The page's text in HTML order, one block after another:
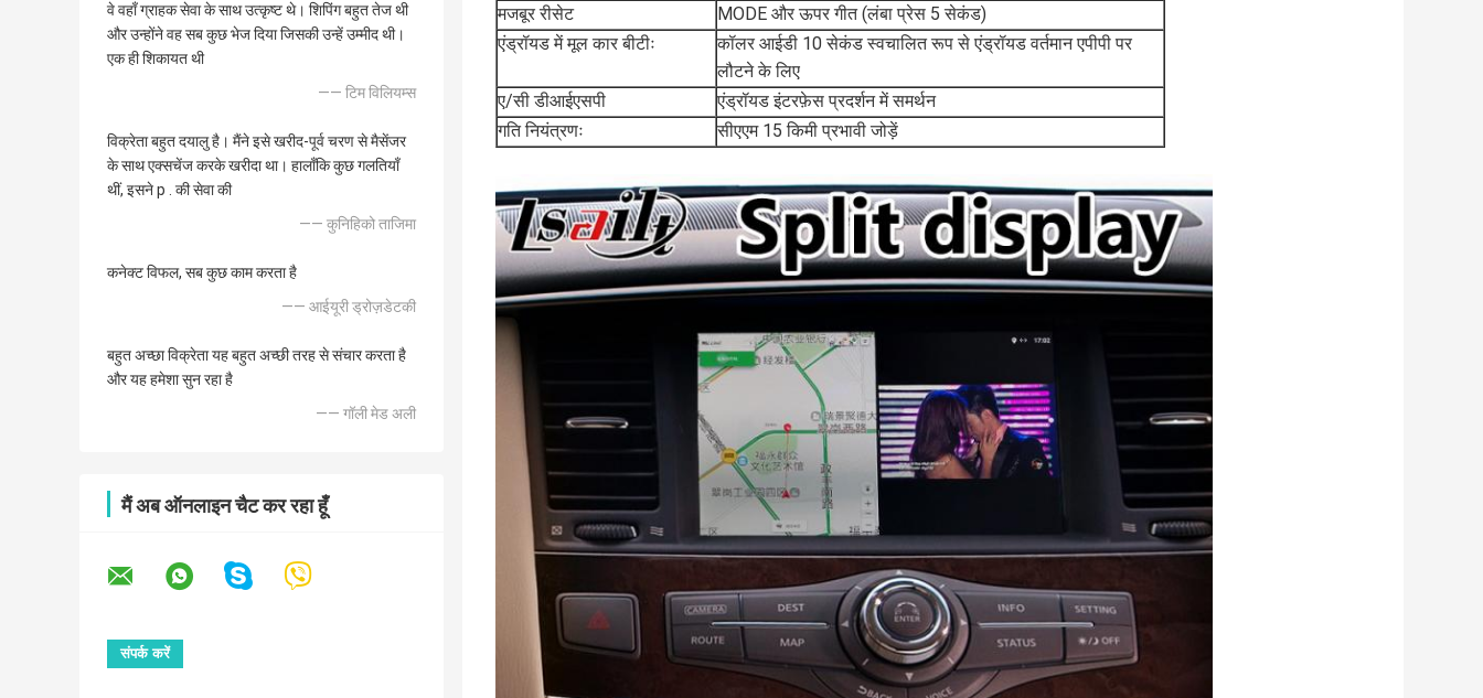
वे वहाँ ग्राहक सेवा के साथ उत्कृष्ट थे। शिपिंग बहुत तेज थी
और उन्होंने वह सब कुछ भेज दिया जिसकी उन्हें उम्मीद थी।
एक ही शिकायत थी
—— टिम विलियम्स
विक्रेता बहुत दयालु है। मैंने इसे खरीद-पूर्व चरण से मैसेंजर
के साथ एक्सचेंज करके खरीदा था। हालाँकि कुछ गलतियाँ
थीं, इसने p . की सेवा की
—— कुनिहिको ताजिमा
कनेक्ट विफल, सब कुछ काम करता है
—— आईयूरी ड्रोज़डेटकी
बहुत अच्छा विक्रेता यह बहुत अच्छी तरह से संचार करता है
और यह हमेशा सुन रहा है
—— गॉली मेड अली
मैं अब ऑनलाइन चैट कर रहा हूँ
मजबूर रीसेट
MODE और ऊपर गीत (लंबा प्रेस 5 सेकंड)
एंड्रॉयड में मूल कार बीटीः
कॉलर आईडी 10 सेकंड स्वचालित रूप से एंड्रॉयड वर्तमान एपीपी पर
लौटने के लिए
ए/सी डीआईएसपी
एंड्रॉयड इंटरफ़ेस प्रदर्शन में समर्थन
गति नियंत्रणः
सीएएम 15 किमी प्रभावी जोड़ें